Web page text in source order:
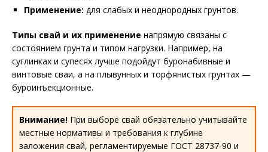
Применение: для слабых и неоднородных грунтов.
Типы свай и их применение напрямую связаны с
состоянием грунта и типом нагрузки. Например, на
суглинках и супесях лучше подойдут буронабивные и
винтовые сваи, а на плывунных и торфянистых грунтах —
буроинъекционные.
Внимание! При выборе свай обязательно учитывайте
местные нормативы и требования к глубине
заложения свай, регламентируемые ГОСТ 28737-90 и